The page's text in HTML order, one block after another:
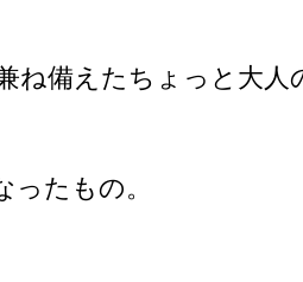
ね備えたちょっと大人
たもの。